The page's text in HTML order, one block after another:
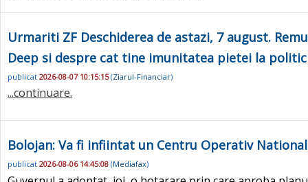
Urmariti ZF Deschiderea de astazi, 7 august.
Deep si despre cat tine imunitatea pietei la politic
publicat 2026-08-07 10:15:15(Ziarul-Financiar)
...continuare.
Bolojan: Va fi infiintat un Centru Operativ
publicat 2026-08-06 14:45:08 (Mediafax)